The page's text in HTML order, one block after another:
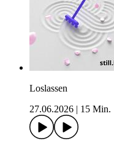
Loslassen
27.06.2026
15 Min.